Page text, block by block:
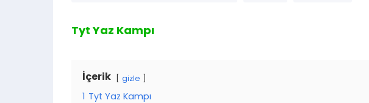
Tyt Yaz Kampı
İçerik gizle
1 Tyt Yaz Kampı